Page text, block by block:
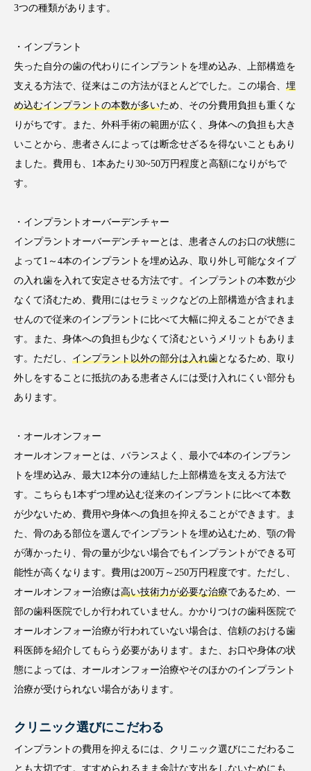
3つの種類があります。
・インプラント
失った自分の歯の代わりにインプラントを埋め込み、上部構造を
支える方法で、従来はこの方法がほとんどでした。この場合、 埋
め込むインプラントの本数が多いため、その分費用負担も重くな
りがちです。また、外科手術の範囲が広く、身体への負担も大き
いことから、患者さんによっては断念せざるを得ないこともあり
ました。費用も、1本あたり30~50万円程度と高額になりがちで
す。
・インプラントオーバーデンチャー
インプラントオーバーデンチャーとは、患者さんのお口の状態に
よって1～4本のインプラントを埋め込み、取り外し可能なタイプ
の入れ歯を入れて安定させる方法です。インプラントの本数が少
なくて済むため、費用にはセラミックなどの上部構造が含まれま
せんので従来のインプラントに比べて大幅に抑えることができま
す。また、身体への負担も少なくて済むというメリットもありま
す。ただし、 インプラント以外の部分は入れ歯となるため、取り
外しをすることに抵抗のある患者さんには受け入れにくい部分も
あります。
・オールオンフォー
オールオンフォーとは、バランスよく、最小で4本のインプラン
トを埋め込み、最大12本分の連結した上部構造を支える方法で
す。こちらも1本ずつ埋め込む従来のインプラントに比べて本数
が少ないため、費用や身体への負担を抑えることができます。ま
た、骨のある部位を選んでインプラントを埋め込むため、顎の骨
が薄かったり、骨の量が少ない場合でもインプラントができる可
能性が高くなります。費用は200万～250万円程度です。ただし、
オールオンフォー治療は高い技術力が必要な治療であるため、一
部の歯科医院でしか行われていません。かかりつけの歯科医院で
オールオンフォー治療が行われていない場合は、信頼のおける歯
科医師を紹介してもらう必要があります。また、お口や身体の状
態によっては、オールオンフォー治療やそのほかのインプラント
治療が受けられない場合があります。
クリニック選びにこだわる
インプラントの費用を抑えるには、クリニック選びにこだわるこ
とも大切です。すすめられるまま余計な支出をしないためにも、